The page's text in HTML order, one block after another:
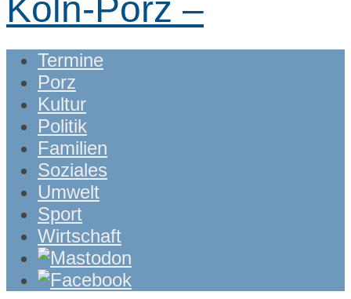
Köln-Porz –
Main
menu
Skip
content
Termine
Porz
Kultur
Politik
Familien
Soziales
Umwelt
Sport
Wirtschaft